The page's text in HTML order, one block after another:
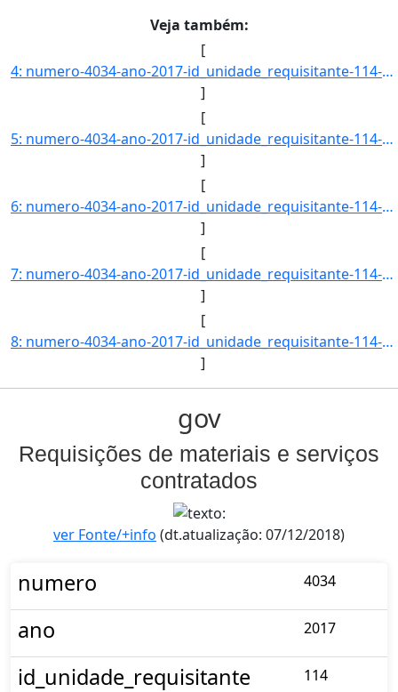
Veja também:
[
4: numero-4034-ano-2017-id_unidade_requisitante-114-nome_unidade_requisitante-CENTRO_DE_CIENCIAS_DA_SAU]
]
[
5: numero-4034-ano-2017-id_unidade_requisitante-114-nome_unidade_requisitante-CENTRO_DE_CIENCIAS_DA_SAU]
]
[
6: numero-4034-ano-2017-id_unidade_requisitante-114-nome_unidade_requisitante-CENTRO_DE_CIENCIAS_DA_SAU]
]
[
7: numero-4034-ano-2017-id_unidade_requisitante-114-nome_unidade_requisitante-CENTRO_DE_CIENCIAS_DA_SAU]
]
[
8: numero-4034-ano-2017-id_unidade_requisitante-114-nome_unidade_requisitante-CENTRO_DE_CIENCIAS_DA_SAU]
]
gov
Requisições de materiais e serviços
contratados
ver Fonte/+info (dt.atualização: 07/12/2018)
numero 4034
ano 2017
id_unidade_requisitante 114